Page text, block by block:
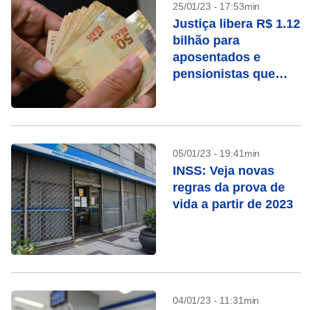
25/01/23 - 17:53min
Justiça libera R$ 1.12
bilhão para
aposentados e
pensionistas que
05/01/23 - 19:41min
INSS: Veja novas
regras da prova de
vida a partir de 2023
04/01/23 - 11:31min